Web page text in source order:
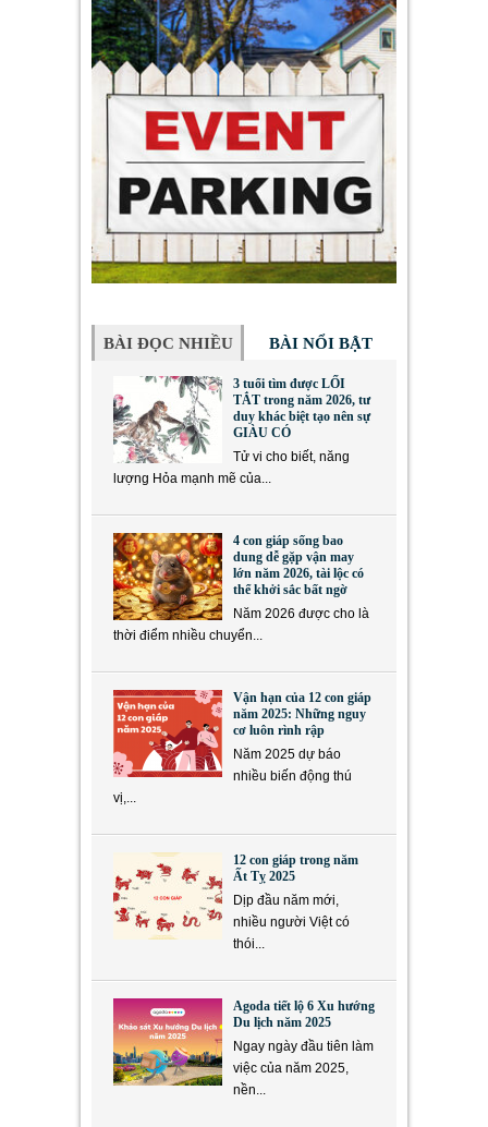
BÀI ĐỌC NHIỀU BÀI NỔI BẬT
3 tuổi tìm được LỐI
TẮT trong năm 2026, tư
duy khác biệt tạo nên sự
GIÀU CÓ
Tử vi cho biết, năng
lượng Hỏa mạnh mẽ của...
4 con giáp sống bao
dung dễ gặp vận may
lớn năm 2026, tài lộc có
thể khởi sắc bất ngờ
Năm 2026 được cho là
thời điểm nhiều chuyển...
Vận hạn của 12 con giáp
năm 2025: Những nguy
cơ luôn rình rập
Năm 2025 dự báo
nhiều biến động thú
vị,...
12 con giáp trong năm
Ất Tỵ 2025
Dịp đầu năm mới,
nhiều người Việt có
thói...
Agoda tiết lộ 6 Xu hướng
Du lịch năm 2025
Ngay ngày đầu tiên làm
việc của năm 2025,
nền...